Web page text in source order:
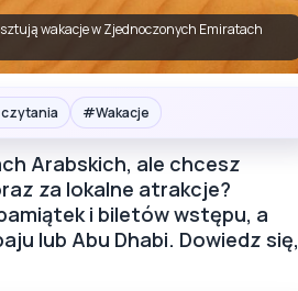
wakacje w Zjednoczonych Emiratach
czytania #Wakacje
Arabskich, ale chcesz
za lokalne atrakcje?
i biletów wstępu, a
lub Abu Dhabi. Dowiedz się,